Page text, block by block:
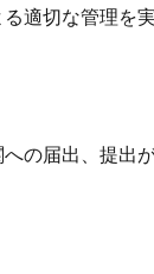
適切な管理を
の届出、提出